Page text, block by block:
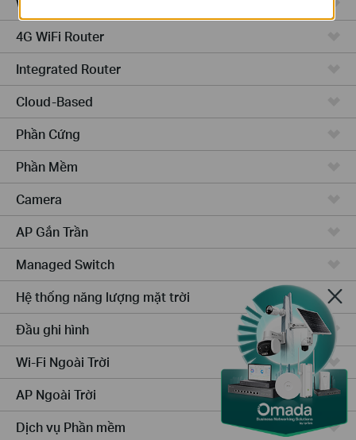
4G WiFi Router
Integrated Router
Cloud-Based
Phần Cứng
Phần Mềm
Camera
AP Gắn Trần
Managed Switch
Hệ thống năng lượng mặt trời
Đầu ghi hình
Wi-Fi Ngoài Trời
AP Ngoài Trời
Dịch vụ Phần mềm